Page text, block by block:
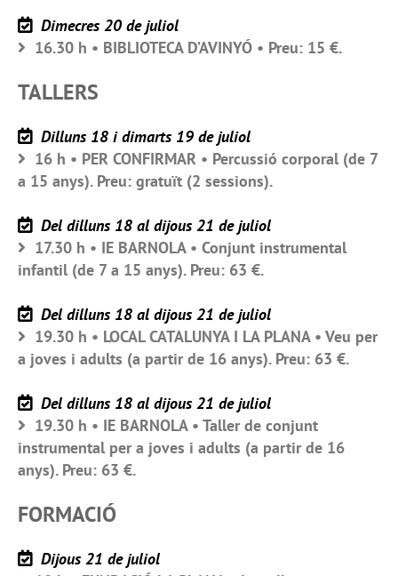
Dimecres 20 de juliol
16.30 h • BIBLIOTECA D’AVINYÓ • Preu: 15 €.
TALLERS
Dilluns 18 i dimarts 19 de juliol
16 h • PER CONFIRMAR • Percussió corporal (de 7
a 15 anys). Preu: gratuït (2 sessions).
Del dilluns 18 al dijous 21 de juliol
17.30 h • IE BARNOLA • Conjunt instrumental
infantil (de 7 a 15 anys). Preu: 63 €.
Del dilluns 18 al dijous 21 de juliol
19.30 h • LOCAL CATALUNYA I LA PLANA • Veu per
a joves i adults (a partir de 16 anys). Preu: 63 €.
Del dilluns 18 al dijous 21 de juliol
19.30 h • IE BARNOLA • Taller de conjunt
instrumental per a joves i adults (a partir de 16
anys). Preu: 63 €.
FORMACIÓ
Dijous 21 de juliol